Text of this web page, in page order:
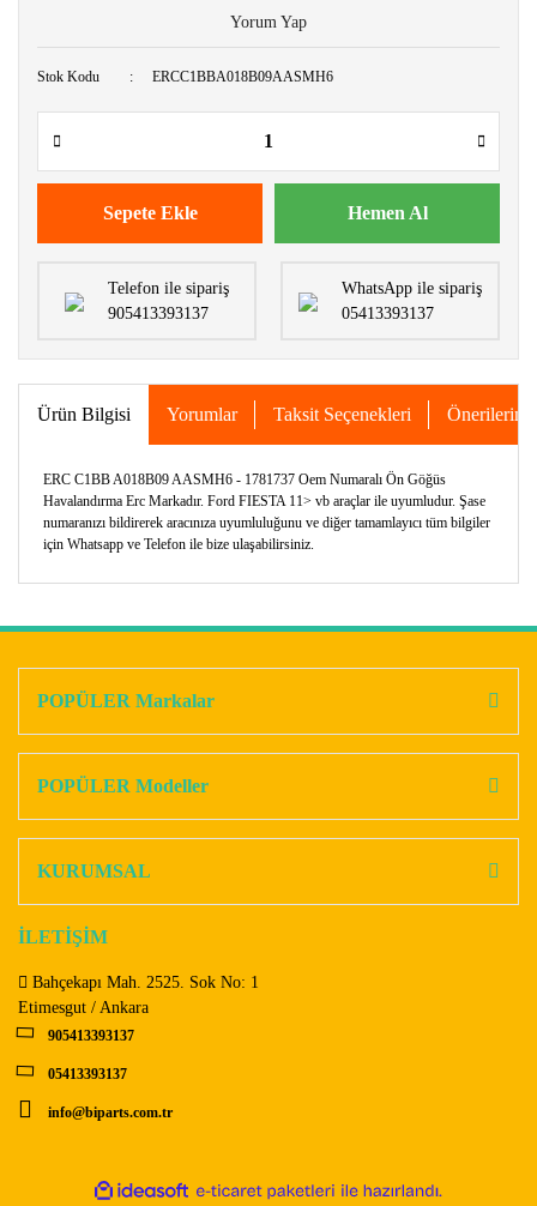
Yorum Yap
Stok Kodu ERCC1BBA018B09AASMH6
Sepete Ekle Hemen Al
Telefon ile sipariş
905413393137
WhatsApp ile sipariş
05413393137
Ürün Bilgisi Yorumlar Taksit Seçenekleri Önerileriniz
ERC C1BB A018B09 AASMH6 - 1781737 Oem Numaralı Ön Göğüs
Havalandırma Erc Markadır. Ford FIESTA 11> vb araçlar ile uyumludur. Şase
numaranızı bildirerek aracınıza uyumluluğunu ve diğer tamamlayıcı tüm bilgiler
için Whatsapp ve Telefon ile bize ulaşabilirsiniz.
Ürün açıklamasında eksik bilgiler bulunuyor.
Bu ürüne benzer farklı alternatifler olmalı.
POPÜLER Markalar
POPÜLER Modeller
KURUMSAL
İLETİŞİM
Bahçekapı Mah. 2525. Sok No: 1
Etimesgut / Ankara
905413393137
05413393137
info@biparts.com.tr
ideasoft
e-